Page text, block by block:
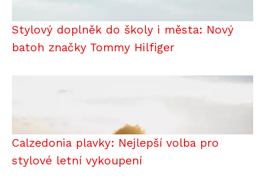
Stylový doplněk do školy i města: Nový
batoh značky Tommy Hilfiger
Calzedonia plavky: Nejlepší volba pro
stylové letní vykoupení